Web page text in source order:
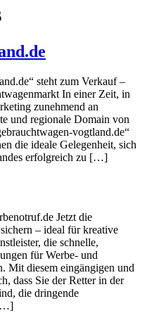
steht zum Verkauf –
In einer Zeit, in
zunehmend an
und regionale Domain von
vogtland.de“
die ideale Gelegenheit, sich
erfolgreich zu […]
Jetzt die
– ideal für kreative
die schnelle,
für Werbe- und
Mit diesem eingängigen und
dass Sie der Retter in der
die dringende